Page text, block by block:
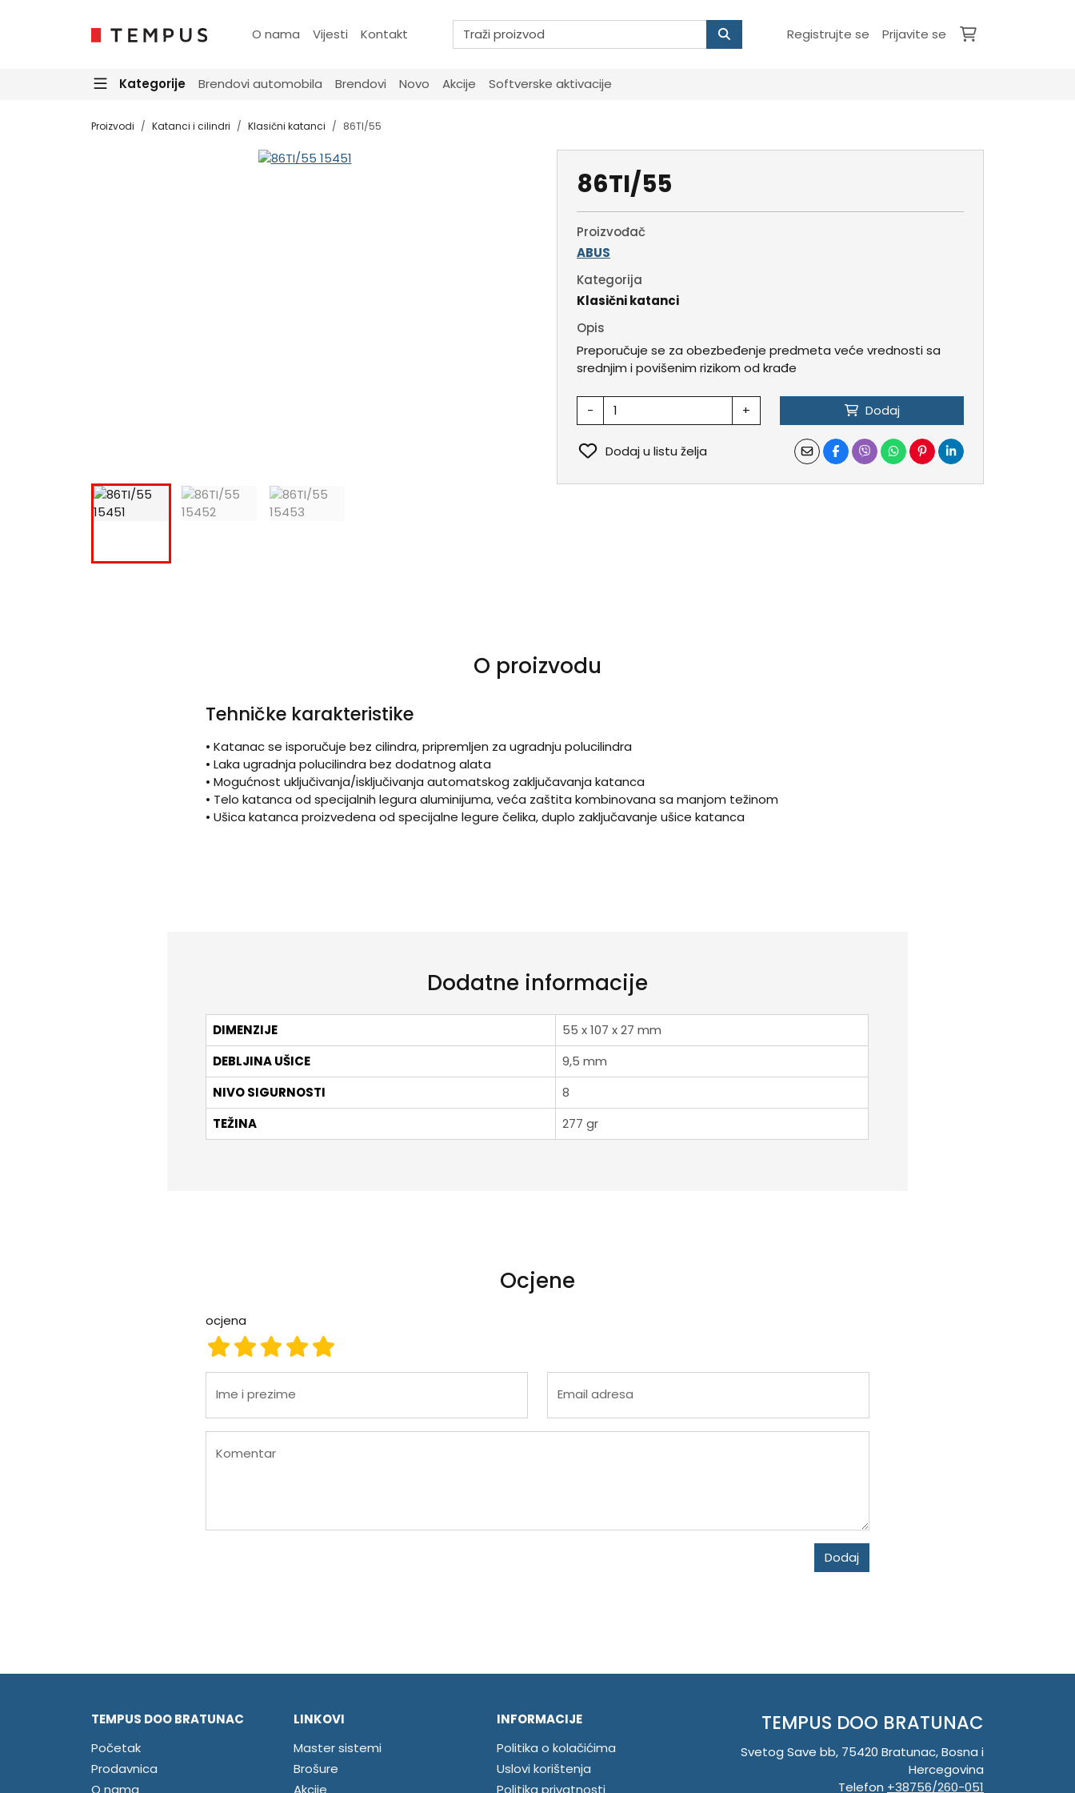
O nama Vijesti Kontakt Registrujte se Prijavite se
Kategorije Brendovi automobila Brendovi Novo Akcije Softverske aktivacije
Proizvodi Katanci i cilindri Klasični katanci 86TI/55
86TI/55
Proizvođač
ABUS
Kategorija
Klasični katanci
Opis
Preporučuje se za obezbeđenje predmeta veće vrednosti sa
srednjim i povišenim rizikom od krađe
- + Dodaj
Dodaj u listu želja
O proizvodu
Tehničke karakteristike
• Katanac se isporučuje bez cilindra, pripremljen za ugradnju polucilindra
• Laka ugradnja polucilindra bez dodatnog alata
• Mogućnost uključivanja/isključivanja automatskog zaključavanja katanca
• Telo katanca od specijalnih legura aluminijuma, veća zaštita kombinovana sa manjom težinom
• Ušica katanca proizvedena od specijalne legure čelika, duplo zaključavanje ušice katanca
Dodatne informacije
DIMENZIJE
55 x 107 x 27 mm
DEBLJINA UŠICE
9,5 mm
NIVO SIGURNOSTI
8
TEŽINA
277 gr
Ocjene
ocjena
ocjena 5
ocjena 4
ocjena 3
ocjena 2
ocjena 1
Ime i prezime Email adresa
Komentar
Dodaj
TEMPUS DOO BRATUNAC
Početak
Prodavnica
O nama
LINKOVI
Master sistemi
Brošure
Akcije
INFORMACIJE
Politika o kolačićima
Uslovi korištenja
Politika privatnosti
TEMPUS DOO BRATUNAC
Svetog Save bb, 75420 Bratunac, Bosna i
Hercegovina
Telefon +38756/260-051